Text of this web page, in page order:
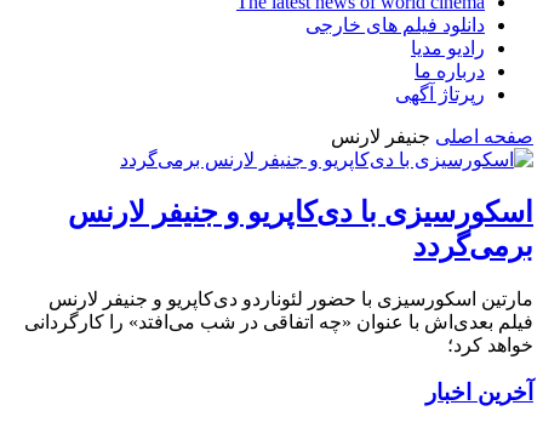
دانلود فیلم های خارجی
رادیو مدیا
درباره ما
رپرتاژ آگهی
صفحه اصلی جنیفر لارنس
اسکورسیزی با دی‌کاپریو و جنیفر لارنس
برمی‌گردد
مارتین اسکورسیزی با حضور لئوناردو دی‌کاپریو و جنیفر لارنس
فیلم بعدی‌اش با عنوان «چه اتفاقی در شب می‌افتد» را کارگردانی
خواهد کرد؛
آخرین اخبار